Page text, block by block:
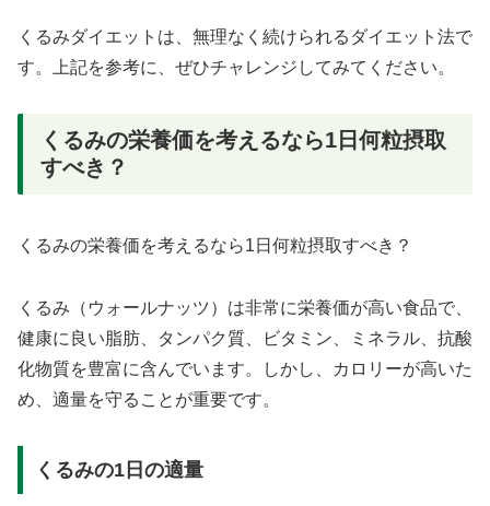
くるみダイエットは、無理なく続けられるダイエット法で
す。上記を参考に、ぜひチャレンジしてみてください。
くるみの栄養価を考えるなら1日何粒摂取
すべき？
くるみの栄養価を考えるなら1日何粒摂取すべき？
くるみ（ウォールナッツ）は非常に栄養価が高い食品で、
健康に良い脂肪、タンパク質、ビタミン、ミネラル、抗酸
化物質を豊富に含んでいます。しかし、カロリーが高いた
め、適量を守ることが重要です。
くるみの1日の適量